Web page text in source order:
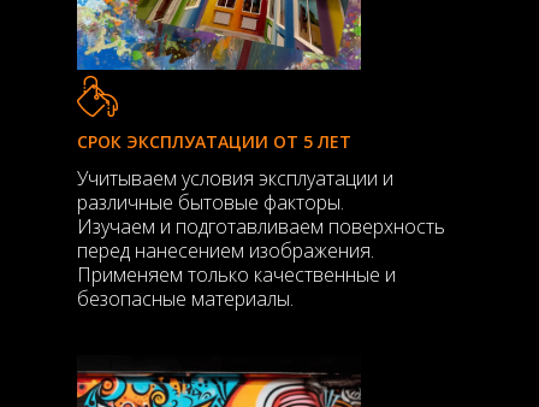
Учитываем условия эксплуатации и
различные бытовые факторы.
Изучаем и подготавливаем поверхность
перед нанесением изображения.
Применяем только качественные и
безопасные материалы.
СРОК ЭКСПЛУАТАЦИИ ОТ 5 ЛЕТ